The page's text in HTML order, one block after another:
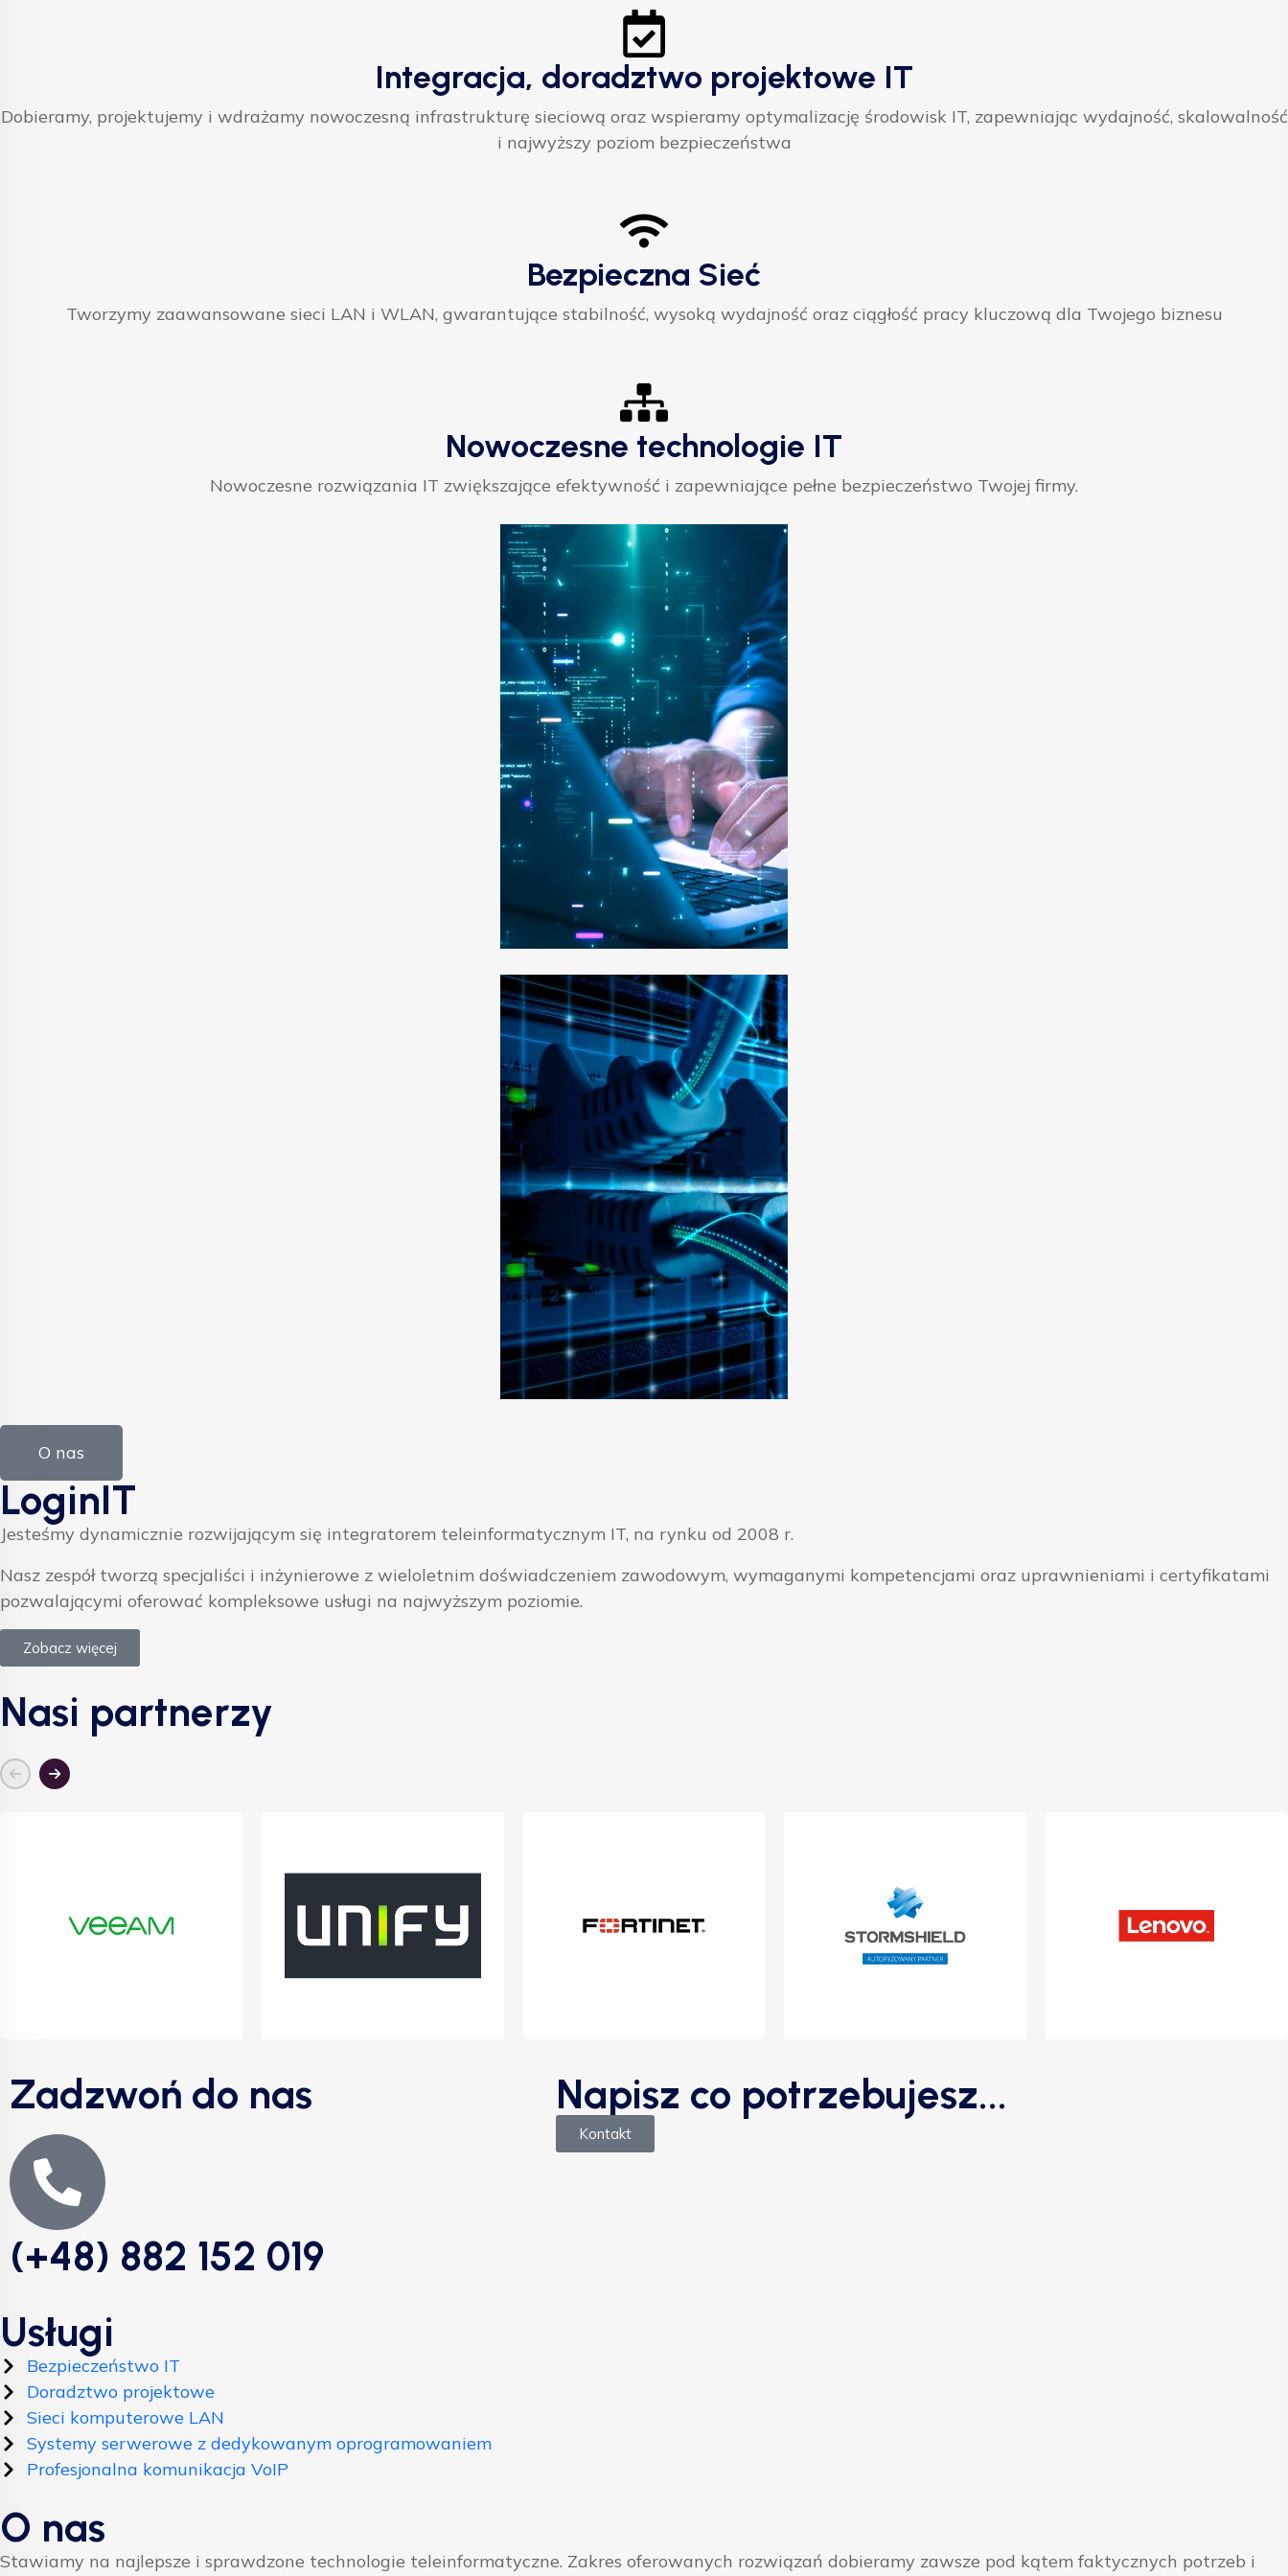
Integracja, doradztwo projektowe IT
Dobieramy, projektujemy i wdrażamy nowoczesną infrastrukturę sieciową oraz wspieramy optymalizację środowisk IT, zapewniając wydajność, skalowalność
i najwyższy poziom bezpieczeństwa
Bezpieczna Sieć
Tworzymy zaawansowane sieci LAN i WLAN, gwarantujące stabilność, wysoką wydajność oraz ciągłość pracy kluczową dla Twojego biznesu
Nowoczesne technologie IT
Nowoczesne rozwiązania IT zwiększające efektywność i zapewniające pełne bezpieczeństwo Twojej firmy.
O nas
LoginIT
Jesteśmy dynamicznie rozwijającym się integratorem teleinformatycznym IT, na rynku od 2008 r.
Nasz zespół tworzą specjaliści i inżynierowe z wieloletnim doświadczeniem zawodowym, wymaganymi kompetencjami oraz uprawnieniami i certyfikatami
pozwalającymi oferować kompleksowe usługi na najwyższym poziomie.
Zobacz więcej
Nasi partnerzy
Zadzwoń do nas
(+48) 882 152 019
Napisz co potrzebujesz...
Kontakt
Usługi
Bezpieczeństwo IT
Doradztwo projektowe
Sieci komputerowe LAN
Systemy serwerowe z dedykowanym oprogramowaniem
Profesjonalna komunikacja VoIP
O nas
Stawiamy na najlepsze i sprawdzone technologie teleinformatyczne. Zakres oferowanych rozwiązań dobieramy zawsze pod kątem faktycznych potrzeb i